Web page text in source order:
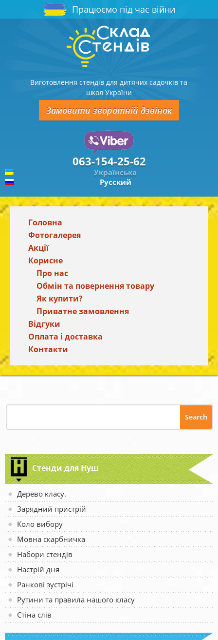
Працюємо під час війни
Виготовлення стендів для дитячих садочків та
школ України
Замовити зворотній дзвінок
063-154-25-62
Українська
Русский
Головна
Фотогалерея
Акції
Корисне
Про нас
Обмін та повернення товару
Як купити?
Приватне замовлення
Відгуки
Оплата і доставка
Контакти
Стенди для Нуш
Дерево класу.
Зарядний пристрій
Коло вибору
Мовна скарбничка
Набори стендів
Настрій дня
Ранкові зустрічі
Рутини та правила нашого класу
Стіна слів